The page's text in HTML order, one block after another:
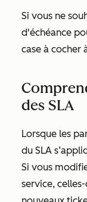
Si vous ne
d'échéance
case à cocher
des SLA
Lorsque les
du SLA
Si vous
service,